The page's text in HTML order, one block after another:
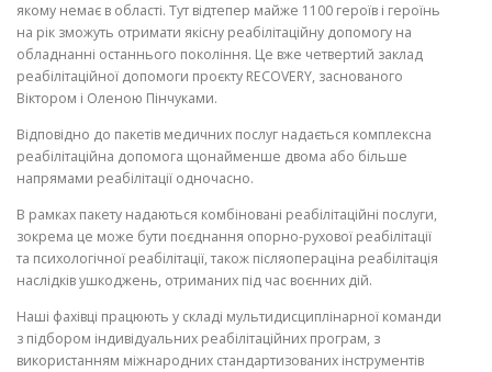
якому немає в області. Тут відтепер майже 1100 героїв і героїнь
на рік зможуть отримати якісну реабілітаційну допомогу на
обладнанні останнього покоління. Це вже четвертий заклад
реабілітаційної допомоги проєкту RECOVERY, заснованого
Віктором і Оленою Пінчуками.
Відповідно до пакетів медичних послуг надається комплексна
реабілітаційна допомога щонайменше двома або більше
напрямами реабілітації одночасно.
В рамках пакету надаються комбіновані реабілітаційні послуги,
зокрема це може бути поєднання опорно-рухової реабілітації
та психологічної реабілітації, також післяопераціна реабілітація
наслідків ушкоджень, отриманих під час воєнних дій.
Наші фахівці працюють у складі мультидисциплінарної команди
з підбором індивідуальних реабілітаційних програм, з
використанням міжнародних стандартизованих інструментів